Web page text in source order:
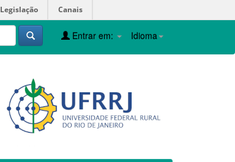
Legislação Canais
Idioma
Entrar em: